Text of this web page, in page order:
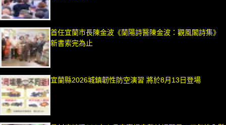
首任宜蘭市長陳金波《蘭陽詩醫陳金波：觀風閣詩集》
新書索完為止
宜蘭縣2026城鎮韌性防空演習 將於8月13日登場